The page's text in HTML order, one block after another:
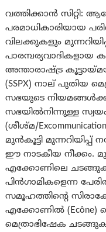
വത്തിക്കാൻ സിറ്റി:
പരമാധികാരിയായ
വിലക്കുകളും
അന്താരാഷ്ട്ര
(SSPX) നാല് പുതിയ
സഭയുടെ
സഭയിൽനിന്നുള്ള
(ശീശ്മ/
മുൻകൂട്ടി
ഈ നാടകീയ നീക്കം.
എക്കോണിലെ
പിൻഗാമികളെന്ന
സമൂഹത്തിന്റെ
എക്കോണിൽ (Ecône)
മെത്രാഭിഷേക